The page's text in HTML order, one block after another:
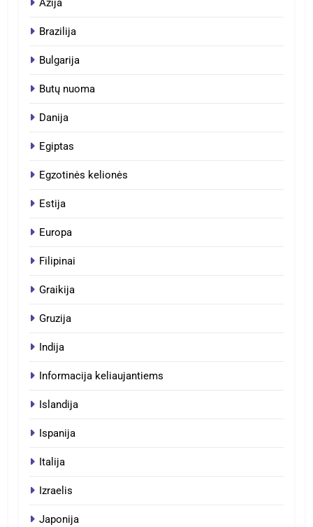
Azija
Brazilija
Bulgarija
Butų nuoma
Danija
Egiptas
Egzotinės kelionės
Estija
Europa
Filipinai
Graikija
Gruzija
Indija
Informacija keliaujantiems
Islandija
Ispanija
Italija
Izraelis
Japonija